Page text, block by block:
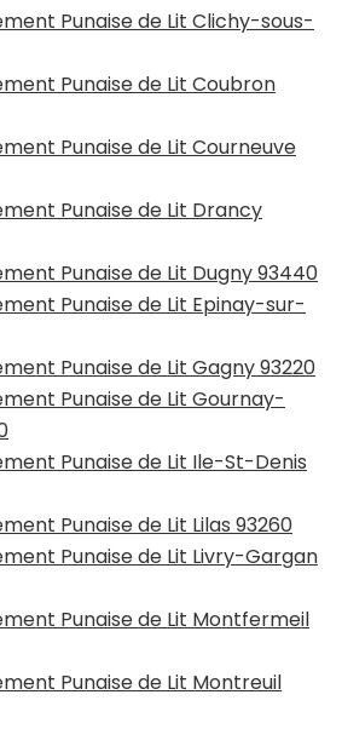
Punaise de Lit Clichy-sous-
Punaise de Lit Coubron
Punaise de Lit Courneuve
Punaise de Lit Drancy
Punaise de Lit Dugny 93440
Punaise de Lit Epinay-sur-
Punaise de Lit Gagny 93220
Punaise de Lit Gournay-
Punaise de Lit Ile-St-Denis
Punaise de Lit Lilas 93260
Punaise de Lit Livry-Gargan
Punaise de Lit Montfermeil
Punaise de Lit Montreuil